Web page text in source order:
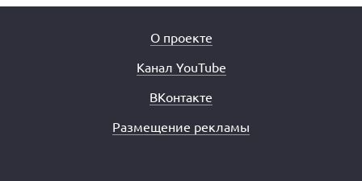
О проекте
Канал YouTube
ВКонтакте
Размещение рекламы